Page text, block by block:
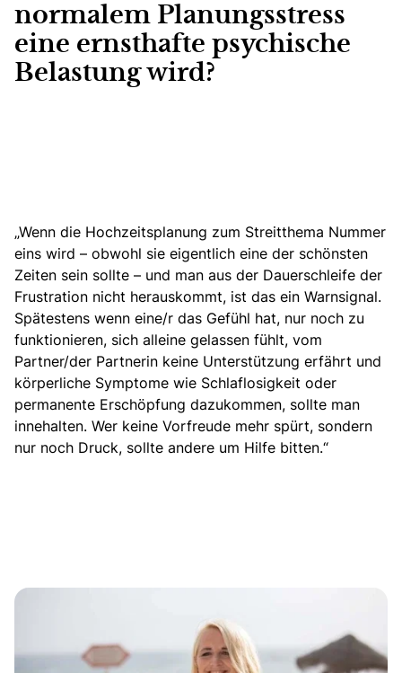
normalem Planungsstress
eine ernsthafte psychische
Belastung wird?
„Wenn die Hochzeitsplanung zum Streitthema Nummer
eins wird – obwohl sie eigentlich eine der schönsten
Zeiten sein sollte – und man aus der Dauerschleife der
Frustration nicht herauskommt, ist das ein Warnsignal.
Spätestens wenn eine/r das Gefühl hat, nur noch zu
funktionieren, sich alleine gelassen fühlt, vom
Partner/der Partnerin keine Unterstützung erfährt und
körperliche Symptome wie Schlaflosigkeit oder
permanente Erschöpfung dazukommen, sollte man
innehalten. Wer keine Vorfreude mehr spürt, sondern
nur noch Druck, sollte andere um Hilfe bitten.“